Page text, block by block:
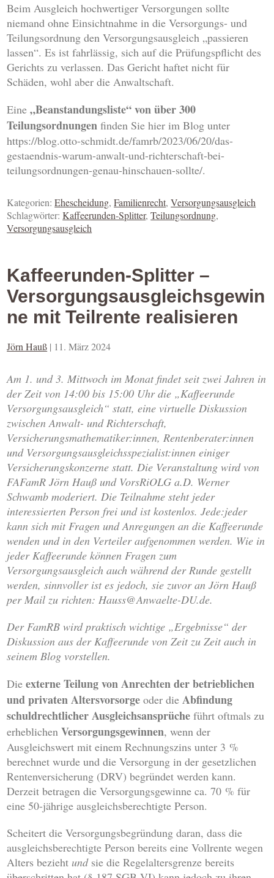
Beim Ausgleich hochwertiger Versorgungen sollte
niemand ohne Einsichtnahme in die Versorgungs- und
Teilungsordnung den Versorgungsausgleich „passieren
lassen“. Es ist fahrlässig, sich auf die Prüfungspflicht des
Gerichts zu verlassen. Das Gericht haftet nicht für
Schäden, wohl aber die Anwaltschaft.
Eine„Beanstandungsliste“ von über 300
Teilungsordnungen finden Sie hier im Blog unter
https://blog.otto-schmidt.de/famrb/2023/06/20/das-
gestaendnis-warum-anwalt-und-richterschaft-bei-
teilungsordnungen-genau-hinschauen-sollte/.
Kategorien:Ehescheidung,Familienrecht,Versorgungsausgleich
Schlagwörter:Kaffeerunden-Splitter,Teilungsordnung,
Versorgungsausgleich
Kaffeerunden-Splitter –
Versorgungsausgleichsgewin
ne mit Teilrente realisieren
Jörn Hauß | 11. März 2024
Am 1. und 3. Mittwoch im Monat findet seit zwei Jahren in
der Zeit von 14:00 bis 15:00 Uhr die „Kaffeerunde
Versorgungsausgleich“ statt, eine virtuelle Diskussion
zwischen Anwalt- und Richterschaft,
Versicherungsmathematiker:innen, Rentenberater:innen
und Versorgungsausgleichsspezialist:innen einiger
Versicherungskonzerne statt. Die Veranstaltung wird von
FAFamR Jörn Hauß und VorsRiOLG a.D. Werner
Schwamb moderiert. Die Teilnahme steht jeder
interessierten Person frei und ist kostenlos. Jede:jeder
kann sich mit Fragen und Anregungen an die Kaffeerunde
wenden und in den Verteiler aufgenommen werden. Wie in
jeder Kaffeerunde können Fragen zum
Versorgungsausgleich auch während der Runde gestellt
werden, sinnvoller ist es jedoch, sie zuvor an Jörn Hauß
per Mail zu richten: Hauss@Anwaelte-DU.de.
Der FamRB wird praktisch wichtige „Ergebnisse“ der
Diskussion aus der Kaffeerunde von Zeit zu Zeit auch in
seinem Blog vorstellen.
Dieexterne Teilung von Anrechtender betrieblichen
und privaten Altersvorsorge oder dieAbfindung
schuldrechtlicher Ausgleichsansprüche führt oftmals zu
erheblichenVersorgungsgewinnen, wenn der
Ausgleichswert mit einem Rechnungszins unter 3 %
berechnet wurde und die Versorgung in der gesetzlichen
Rentenversicherung (DRV) begründet werden kann.
Derzeit betragen die Versorgungsgewinne ca. 70 % für
eine 50-jährige ausgleichsberechtigte Person.
Scheitert die Versorgungsbegründung daran, dass die
ausgleichsberechtigte Person bereits eine Vollrente wegen
Alters beziehtundsie die Regelaltersgrenze bereits